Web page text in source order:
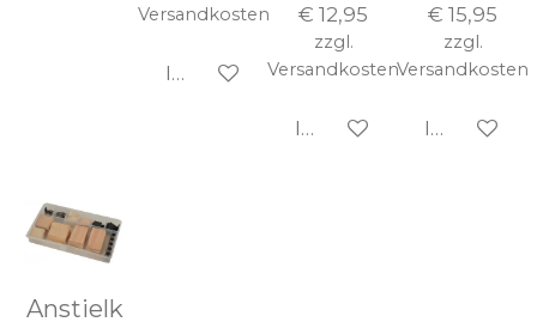
Versandkosten
In den Warenkorb
€ 12,95
zzgl.
Versandkosten
In den Warenkorb
€ 15,95
zzgl.
Versandkosten
In den
Anstielk